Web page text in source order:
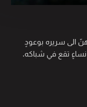
الى سريره بوعودٍ
نساءٍ تقع في شباكه.